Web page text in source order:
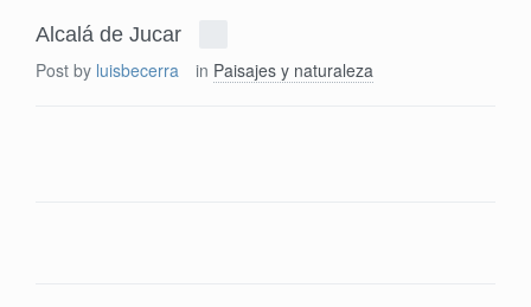
Alcalá de Jucar
Post by luisbecerra in Paisajes y naturaleza